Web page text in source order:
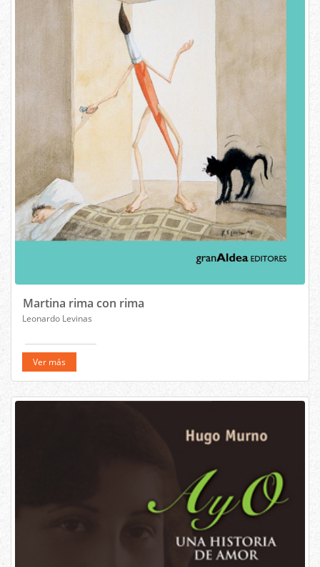
Martina rima con rima
Leonardo Levinas
Ver más